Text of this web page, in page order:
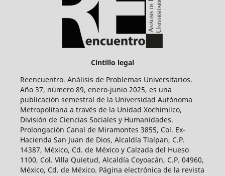
Cintillo legal
Reencuentro. Análisis de Problemas Universitarios.
Año 37, número 89, enero-junio 2025, es una
publicación semestral de la Universidad Autónoma
Metropolitana a través de la Unidad Xochimilco,
División de Ciencias Sociales y Humanidades.
Prolongación Canal de Miramontes 3855, Col. Ex-
Hacienda San Juan de Dios, Alcaldía Tlalpan, C.P.
14387, México, Cd. de México y Calzada del Hueso
1100, Col. Villa Quietud, Alcaldía Coyoacán, C.P. 04960,
México, Cd. de México. Página electrónica de la revista